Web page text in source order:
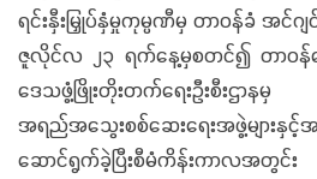
ရင်းနှီးမြှုပ်နှံမှုကုမ္ပဏီမှ တာဝန်ခံ အင်ဂျ
ဇူလိုင်လ ၂၃ ရက်နေ့မှစတင်၍ တာဝန်ပ
ဒေသဖွံ့ဖြိုးတိုးတက်ရေးဦးစီးဌာနမှ
အရည်အသွေးစစ်ဆေးရေးအဖွဲ့များနှ
ဆောင်ရွက်ခဲ့ပြီးစီမံကိန်းကာလအတွင်